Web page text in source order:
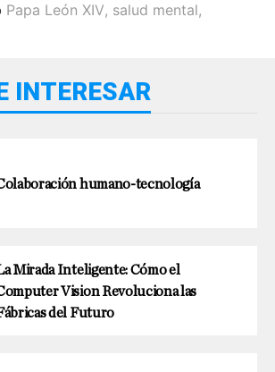
Papa León XIV, salud mental,
INTERESAR
humano-tecnología
Mirada Inteligente: Cómo el
Vision Revoluciona las
del Futuro